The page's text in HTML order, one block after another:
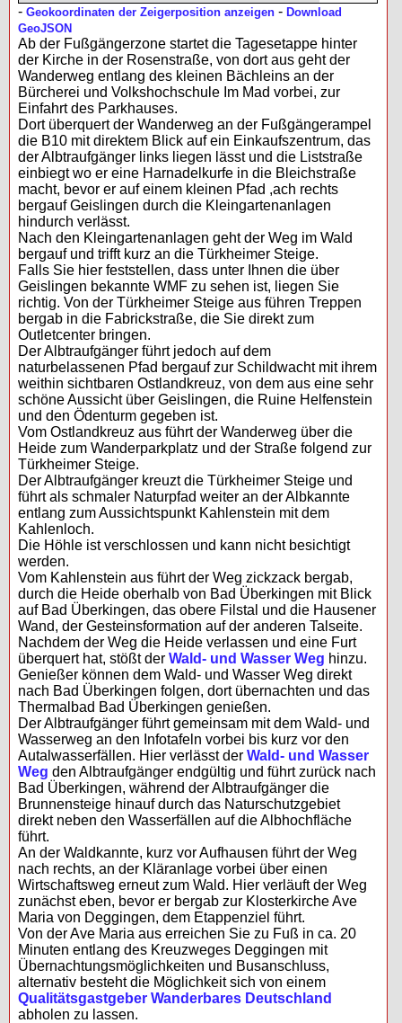
-Geokoordinaten der Zeigerposition anzeigen -Download
GeoJSON
Ab der Fußgängerzone startet die Tagesetappe hinter
der Kirche in der Rosenstraße, von dort aus geht der
Wanderweg entlang des kleinen Bächleins an der
Bürcherei und Volkshochschule Im Mad vorbei, zur
Einfahrt des Parkhauses.
Dort überquert der Wanderweg an der Fußgängerampel
die B10 mit direktem Blick auf ein Einkaufszentrum, das
der Albtraufgänger links liegen lässt und die Liststraße
einbiegt wo er eine Harnadelkurfe in die Bleichstraße
macht, bevor er auf einem kleinen Pfad ,ach rechts
bergauf Geislingen durch die Kleingartenanlagen
hindurch verlässt.
Nach den Kleingartenanlagen geht der Weg im Wald
bergauf und trifft kurz an die Türkheimer Steige.
Falls Sie hier feststellen, dass unter Ihnen die über
Geislingen bekannte WMF zu sehen ist, liegen Sie
richtig. Von der Türkheimer Steige aus führen Treppen
bergab in die Fabrickstraße, die Sie direkt zum
Outletcenter bringen.
Der Albtraufgänger führt jedoch auf dem
naturbelassenen Pfad bergauf zur Schildwacht mit ihrem
weithin sichtbaren Ostlandkreuz, von dem aus eine sehr
schöne Aussicht über Geislingen, die Ruine Helfenstein
und den Ödenturm gegeben ist.
Vom Ostlandkreuz aus führt der Wanderweg über die
Heide zum Wanderparkplatz und der Straße folgend zur
Türkheimer Steige.
Der Albtraufgänger kreuzt die Türkheimer Steige und
führt als schmaler Naturpfad weiter an der Albkannte
entlang zum Aussichtspunkt Kahlenstein mit dem
Kahlenloch.
Die Höhle ist verschlossen und kann nicht besichtigt
werden.
Vom Kahlenstein aus führt der Weg zickzack bergab,
durch die Heide oberhalb von Bad Überkingen mit Blick
auf Bad Überkingen, das obere Filstal und die Hausener
Wand, der Gesteinsformation auf der anderen Talseite.
Nachdem der Weg die Heide verlassen und eine Furt
überquert hat, stößt derWald- und Wasser Weg hinzu.
Genießer können dem Wald- und Wasser Weg direkt
nach Bad Überkingen folgen, dort übernachten und das
Thermalbad Bad Überkingen genießen.
Der Albtraufgänger führt gemeinsam mit dem Wald- und
Wasserweg an den Infotafeln vorbei bis kurz vor den
Autalwasserfällen. Hier verlässt derWald- und Wasser
Weg den Albtraufgänger endgültig und führt zurück nach
Bad Überkingen, während der Albtraufgänger die
Brunnensteige hinauf durch das Naturschutzgebiet
direkt neben den Wasserfällen auf die Albhochfläche
führt.
An der Waldkannte, kurz vor Aufhausen führt der Weg
nach rechts, an der Kläranlage vorbei über einen
Wirtschaftsweg erneut zum Wald. Hier verläuft der Weg
zunächst eben, bevor er bergab zur Klosterkirche Ave
Maria von Deggingen, dem Etappenziel führt.
Von der Ave Maria aus erreichen Sie zu Fuß in ca. 20
Minuten entlang des Kreuzweges Deggingen mit
Übernachtungsmöglichkeiten und Busanschluss,
alternativ besteht die Möglichkeit sich von einem
Qualitätsgastgeber Wanderbares Deutschland
abholen zu lassen.